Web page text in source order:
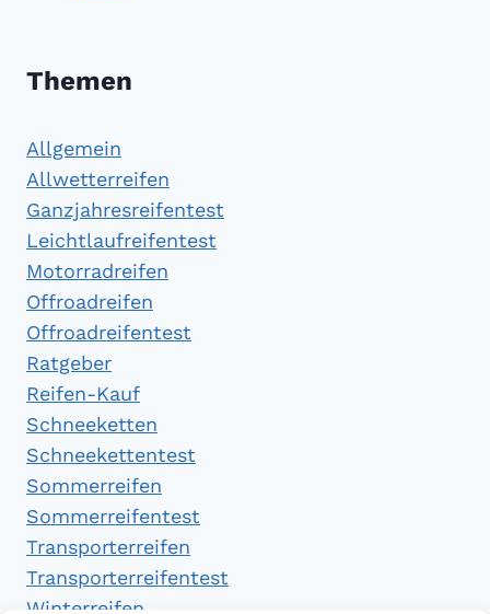
Themen
Allgemein
Allwetterreifen
Ganzjahresreifentest
Leichtlaufreifentest
Motorradreifen
Offroadreifen
Offroadreifentest
Ratgeber
Reifen-Kauf
Schneeketten
Schneekettentest
Sommerreifen
Sommerreifentest
Transporterreifen
Transporterreifentest
Winterreifen